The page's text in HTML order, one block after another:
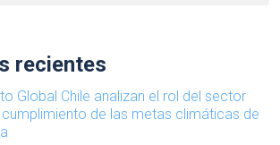
recientes
Global Chile analizan el rol del sector
cumplimiento de las metas climáticas de